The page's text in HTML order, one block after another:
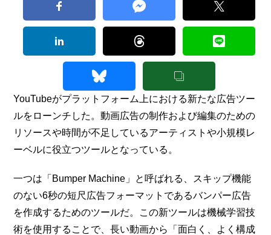
YouTubeがプラットフォーム上における新たな広告ツー
ルをローンチした。動画広告の制作および編集のための
リソースや時間が不足しているアーティストや小規模レ
ーベルに役立つツールとなっている。
一つは「Bumper Machine」と呼ばれる、スキップ機能
のない6秒の短尺広告フォーマットであるバンパー広告
を作成するためのツールだ。この新ツールは機械学習技
術を使用することで、長い動画から「面白く、よく構成